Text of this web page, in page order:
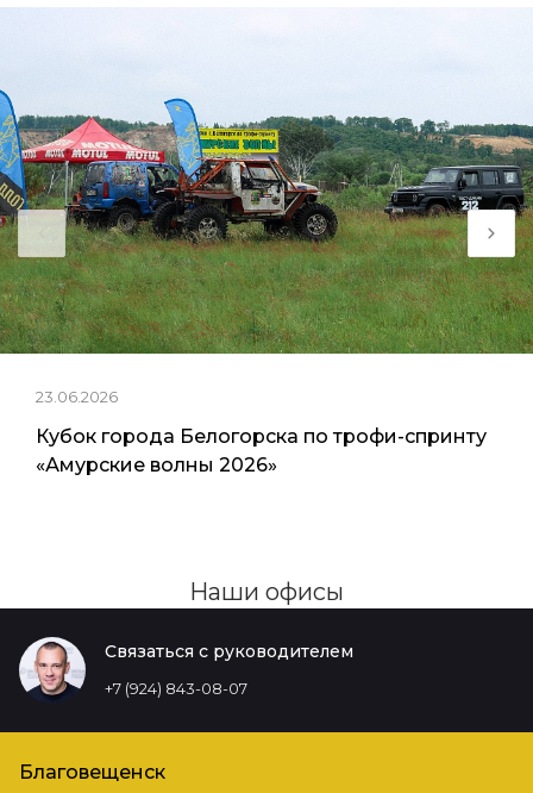
23.06.2026
Кубок города Белогорска по трофи-спринту
«Амурские волны 2026»
Наши офисы
Связаться с руководителем
+7 (924) 843-08-07
Благовещенск